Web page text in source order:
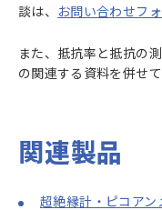
談は、
お問い合わせフ
また、抵抗率と抵抗の
の関連する資料を併せて
関連製品
超絶縁計・ピコア